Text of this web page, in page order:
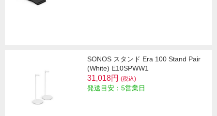
SONOS スタンド Era 100 Stand Pair
(White) E10SPWW1
31,018円 (税込)
発送目安：5営業日